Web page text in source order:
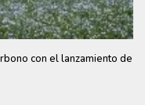
con el lanzamiento de